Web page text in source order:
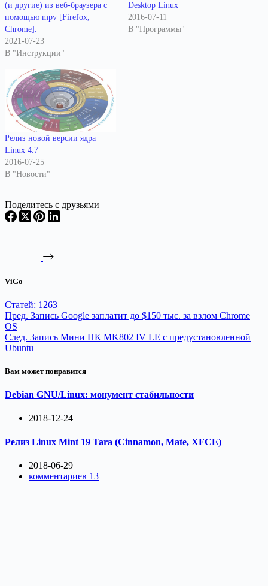
(и другие) из веб-браузера с
помощью mpv [Firefox,
Chrome].
2021-07-23
В "Инструкции"
Desktop Linux
2016-07-11
В "Программы"
Релиз новой версии ядра
Linux 4.7
2016-07-25
В "Новости"
Поделитесь с друзьями
ViGo
Статей: 1263
Пред. Запись Google заплатит до $150 тыс. за взлом Chrome
OS
След. Запись Мини ПК MK802 IV LE с предустановленной
Ubuntu
Вам может понравится
Debian GNU/Linux: монумент стабильности
2018-12-24
Релиз Linux Mint 19 Tara (Cinnamon, Mate, XFCE)
2018-06-29
комментариев 13